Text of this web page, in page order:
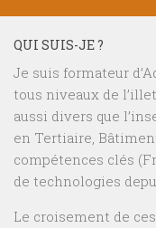
QUI SUIS-JE ?
Je suis formateur
tous niveaux de
aussi divers que
en Tertiaire,
compétences clés
de technologies
Le croisement de